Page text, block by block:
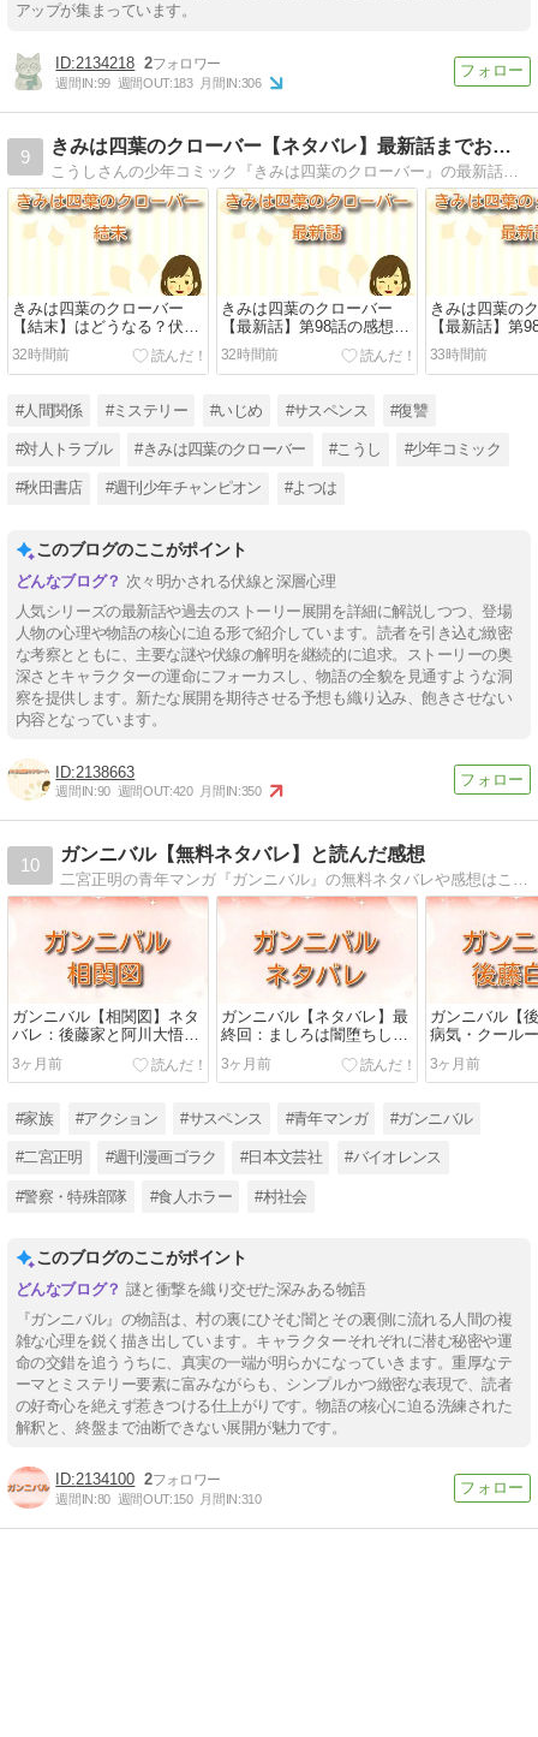
アップが集まっています。
2134218 2
週間IN:99 週間OUT:183 月間IN:306
9
きみは四葉のクローバー【ネタバレ】最新話までお届け！
こうしさんの少年コミック『きみは四葉のクローバー』の最新話までのネタバレをお届け。家庭崩壊に苦しむ主人公・宇一と初恋の少女・よつはが織りなす、予測不能なラブサスペンス。第1話から最新話までのあらすじ＆ネタバレを詳しくお届けします
きみは四葉のクローバー
【結末】はどうなる？伏線
から最終回を考察
32時間前
きみは四葉のクローバー
【最新話】第98話の感想：
10年後の幸せな世界が切な
い！？
32時間前
きみは四葉の
【最新話】第
レ：10年後の
せな世界に残
33時間前
#人間関係 #ミステリー #いじめ #サスペンス #復讐
#対人トラブル #きみは四葉のクローバー #こうし #少年コミック
#秋田書店 #週刊少年チャンピオン #よつは
このブログのここがポイント
次々明かされる伏線と深層心理
人気シリーズの最新話や過去のストーリー展開を詳細に解説しつつ、登場
人物の心理や物語の核心に迫る形で紹介しています。読者を引き込む緻密
な考察とともに、主要な謎や伏線の解明を継続的に追求。ストーリーの奥
深さとキャラクターの運命にフォーカスし、物語の全貌を見通すような洞
察を提供します。新たな展開を期待させる予想も織り込み、飽きさせない
内容となっています。
2138663
週間IN:90 週間OUT:420 月間IN:350
10
ガンニバル【無料ネタバレ】と読んだ感想
二宮正明の青年マンガ『ガンニバル』の無料ネタバレや感想はこちら！異様な食人村で繰り広げられる、戦慄のサスペンス展開にゾクゾク！？『ガンニバル』の無料試し読みやネタバレ（あらすじ）、読んだ感想などをお届けします
ガンニバル【相関図】ネタ
バレ：後藤家と阿川大悟の
因縁！食人村の全貌に迫る
3ヶ月前
ガンニバル【ネタバレ】最
終回：ましろは闇堕ちし
た！？血を舐めるラストシ
ーンの意味を考察
3ヶ月前
ガンニバル【
病気・クール
食人との恐ろ
タバレ解説
3ヶ月前
#家族 #アクション #サスペンス #青年マンガ #ガンニバル
#二宮正明 #週刊漫画ゴラク #日本文芸社 #バイオレンス
#警察・特殊部隊 #食人ホラー #村社会
このブログのここがポイント
謎と衝撃を織り交ぜた深みある物語
『ガンニバル』の物語は、村の裏にひそむ闇とその裏側に流れる人間の複
雑な心理を鋭く描き出しています。キャラクターそれぞれに潜む秘密や運
命の交錯を追ううちに、真実の一端が明らかになっていきます。重厚なテ
ーマとミステリー要素に富みながらも、シンプルかつ緻密な表現で、読者
の好奇心を絶えず惹きつける仕上がりです。物語の核心に迫る洗練された
解釈と、終盤まで油断できない展開が魅力です。
2134100 2
週間IN:80 週間OUT:150 月間IN:310